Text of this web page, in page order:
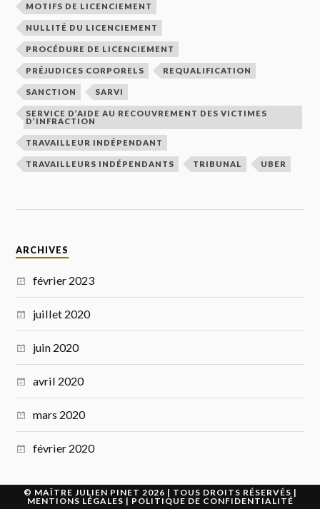
MOTIFS DE LICENCIEMENT
NULLITÉ DU LICENCIEMENT
PROCÉDURE DE LICENCIEMENT
PRÉJUDICES CORPORELS REQUALIFICATION
SANCTION SARVI
SERVICE D’AIDE AU RECOUVREMENT DES VICTIMES
D’INFRACTION
TRAVAILLEUR INDÉPENDANT
TRAVAILLEURS INDÉPENDANTS TRIBUNAL UBER
ARCHIVES
février 2023
juillet 2020
juin 2020
avril 2020
mars 2020
février 2020
© MAÎTRE JULIEN PINET 2026 | TOUS DROITS RÉSERVÉS |
MENTIONS LÉGALES | POLITIQUE DE CONFIDENTIALITÉ